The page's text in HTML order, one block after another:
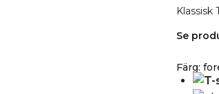
Klassisk
Se
Färg: